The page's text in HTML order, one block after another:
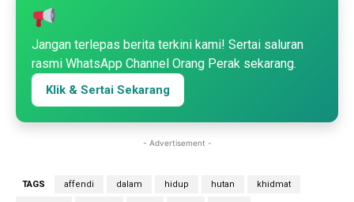
Jangan terlepas berita terkini kami! Sertai saluran
rasmi WhatsApp Channel Orang Perak sekarang.
Klik & Sertai Sekarang
- Advertisement -
TAGS affendi dalam hidup hutan khidmat